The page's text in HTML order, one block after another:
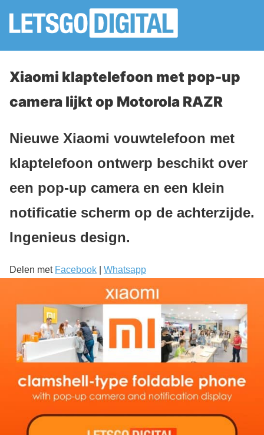
Xiaomi klaptelefoon met pop-up
camera lijkt op Motorola RAZR
Nieuwe Xiaomi vouwtelefoon met
klaptelefoon ontwerp beschikt over
een pop-up camera en een klein
notificatie scherm op de achterzijde.
Ingenieus design.
Delen met Facebook Whatsapp